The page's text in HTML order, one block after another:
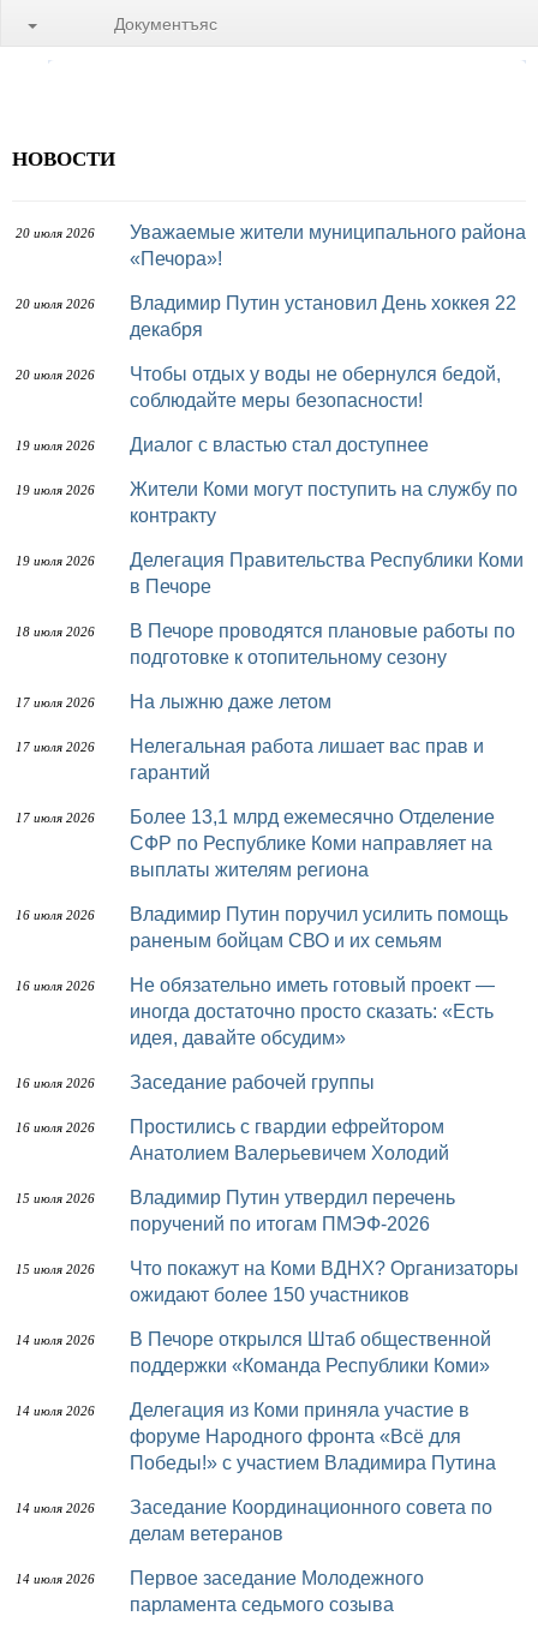
Документъяс
НОВОСТИ
20 июля 2026
Уважаемые жители муниципального района
«Печора»!
20 июля 2026
Владимир Путин установил День хоккея 22
декабря
20 июля 2026
Чтобы отдых у воды не обернулся бедой,
соблюдайте меры безопасности!
19 июля 2026 Диалог с властью стал доступнее
19 июля 2026
Жители Коми могут поступить на службу по
контракту
19 июля 2026
Делегация Правительства Республики Коми
в Печоре
18 июля 2026
В Печоре проводятся плановые работы по
подготовке к отопительному сезону
17 июля 2026 На лыжню даже летом
17 июля 2026
Нелегальная работа лишает вас прав и
гарантий
17 июля 2026
Более 13,1 млрд ежемесячно Отделение
СФР по Республике Коми направляет на
выплаты жителям региона
16 июля 2026
Владимир Путин поручил усилить помощь
раненым бойцам СВО и их семьям
16 июля 2026
Не обязательно иметь готовый проект —
иногда достаточно просто сказать: «Есть
идея, давайте обсудим»
16 июля 2026 Заседание рабочей группы
16 июля 2026
Простились с гвардии ефрейтором
Анатолием Валерьевичем Холодий
15 июля 2026
Владимир Путин утвердил перечень
поручений по итогам ПМЭФ-2026
15 июля 2026
Что покажут на Коми ВДНХ? Организаторы
ожидают более 150 участников
14 июля 2026
В Печоре открылся Штаб общественной
поддержки «Команда Республики Коми»
14 июля 2026
Делегация из Коми приняла участие в
форуме Народного фронта «Всё для
Победы!» с участием Владимира Путина
14 июля 2026
Заседание Координационного совета по
делам ветеранов
14 июля 2026
Первое заседание Молодежного
парламента седьмого созыва